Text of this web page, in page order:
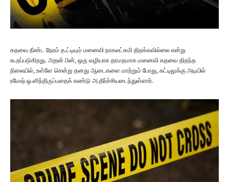
கதவை நீண்ட நேரம் த.ட்டியும் மனைவி நாகலட்சுமி திறக்கவில்லை என்று
கூறப்படுகிறது. அதன் பின், ஒரு வழியாக தாமதமாக மனைவி கதவை திறந்த
நிலையில், உள்ளே சென்று தனது ஆடைகளை மாற்றும் போது, கட்டிலுக்கு அடியில்
ரமேஷ் ஒ.ளிந்திருப்பதைக் கண்டு அ.திர்ச்சியடைந்துள்ளார்.